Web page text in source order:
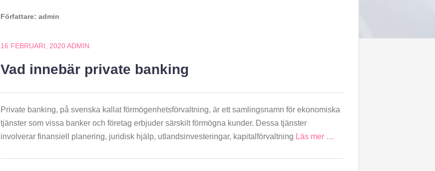
Författare:admin
16 FEBRUARI, 2020 ADMIN
Vad innebär private banking
Private banking, på svenska kallat förmögenhetsförvaltning, är ett samlingsnamn för ekonomiska
tjänster som vissa banker och företag erbjuder särskilt förmögna kunder. Dessa tjänster
involverar finansiell planering, juridisk hjälp, utlandsinvesteringar, kapitalförvaltning Läs mer …